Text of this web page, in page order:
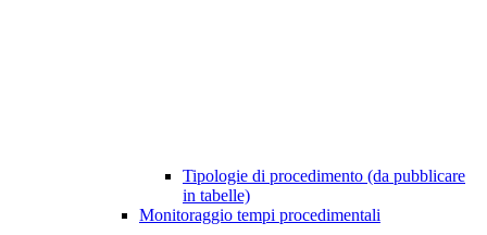
Tipologie di procedimento (da pubblicare
in tabelle)
Monitoraggio tempi procedimentali